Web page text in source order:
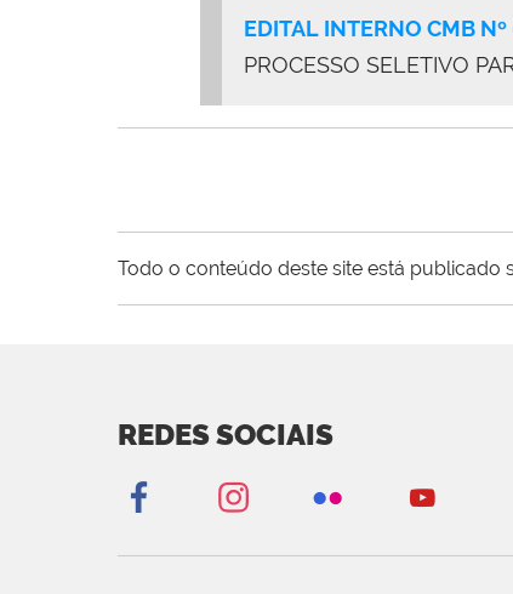
EDITAL INTERNO CMB
PROCESSO SELETIVO
Todo o conteúdo deste site está publicado
REDES SOCIAIS